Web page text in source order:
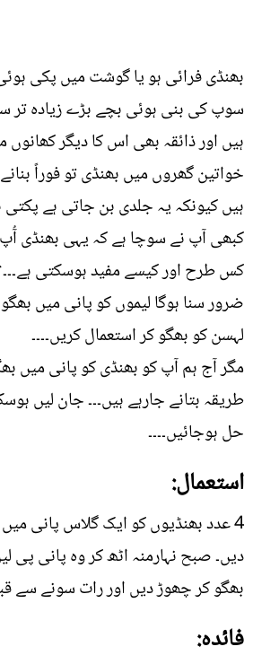
بھنڈی فرائی ہو یا گوشت میں پکی
سوپ کی بنی ہوئی بچے بڑے زیادہ
ہیں اور ذائقہ بھی اس کا دیگر کھانوں
خواتین گھروں میں بھنڈی تو فوراً
ہیں کیونکہ یہ جلدی بن جاتی ہے
کبھی آپ نے سوچا ہے کہ یہی بھنڈی
کس طرح اور کیسے مفید ہوسکتی
ضرور سنا ہوگا لیموں کو پانی میں
لہسن کو بھگو کر استعمال کریں۔۔۔۔
مگر آج ہم آپ کو بھنڈی کو پانی میں
طریقہ بتانے جارہے ہیں۔۔۔ جان لیں
حل ہوجائیں۔۔۔۔
استعمال:
4 عدد بھنڈیوں کو ایک گلاس پانی
دیں۔ صبح نہارمنہ اٹھ کر وہ پانی
بھگو کر چھوڑ دیں اور رات سونے سے
فائدہ: